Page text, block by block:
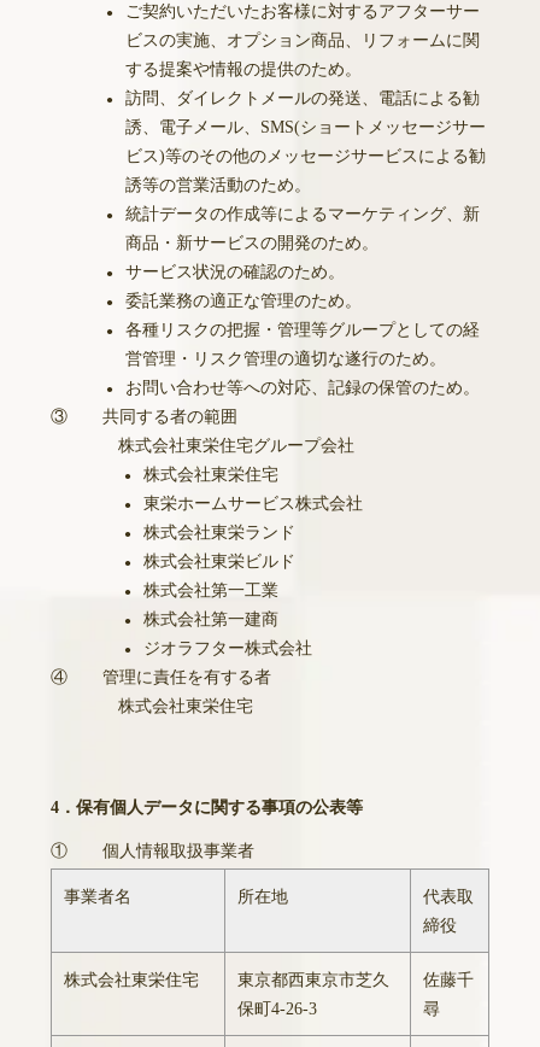
●
ご契約いただいたお客様に対するアフターサー
ビスの実施、オプション商品、リフォームに関
する提案や情報の提供のため。
●
訪問、ダイレクトメールの発送、電話による勧
誘、電子メール、SMS(ショートメッセージサー
ビス)等のその他のメッセージサービスによる勧
誘等の営業活動のため。
●
統計データの作成等によるマーケティング、新
商品・新サービスの開発のため。
● サービス状況の確認のため。
● 委託業務の適正な管理のため。
●
各種リスクの把握・管理等グループとしての経
営管理・リスク管理の適切な遂行のため。
●
お問い合わせ等への対応、記録の保管のため。
③
共同する者の範囲
株式会社東栄住宅グループ会社
● 株式会社東栄住宅
● 東栄ホームサービス株式会社
● 株式会社東栄ランド
● 株式会社東栄ビルド
● 株式会社第一工業
● 株式会社第一建商
●
ジオラフター株式会社
④
管理に責任を有する者
株式会社東栄住宅
4．保有個人データに関する事項の公表等
① 個人情報取扱事業者
事業者名 所在地
代表取
締役
株式会社東栄住宅
東京都西東京市芝久
保町4-26-3
佐藤千
尋